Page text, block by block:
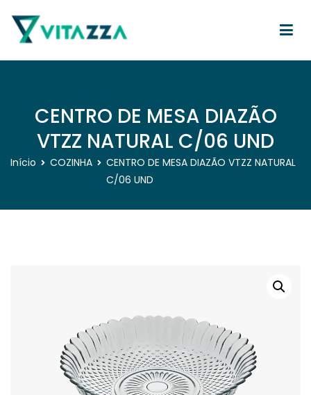
para
Vitazza
CENTRO DE MESA DIAZÃO
VTZZ NATURAL C/06 UND
Início COZINHA
CENTRO DE MESA DIAZÃO VTZZ NATURAL
C/06 UND